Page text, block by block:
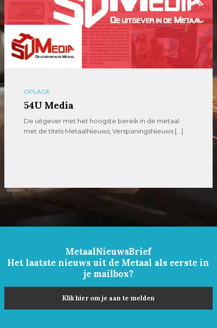
OPLAGE
54U Media
De uitgever met het hoogste bereik in de metaal
met de titels MetaalNieuws, VerspaningsNieuws […]
MetaalNieuwsBrief
Het laatste nieuws uit de Metaal als eerste in
je mailbox?
Klik hier om je aan te melden